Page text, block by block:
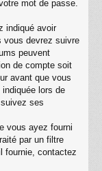
mot de passe.
indiqué avoir
vous devrez suivre
peuvent
de compte soit
avant que vous
lors de
ses
vous ayez fourni
par un filtre
fournie, contactez